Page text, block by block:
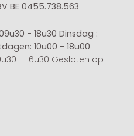
BE 0455.738.563
- 18u30 Dinsdag :
10u00 - 18u00
– 16u30 Gesloten op